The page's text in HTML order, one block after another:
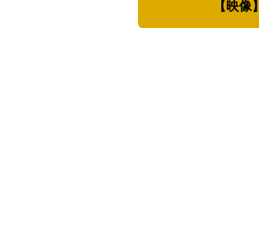
【映